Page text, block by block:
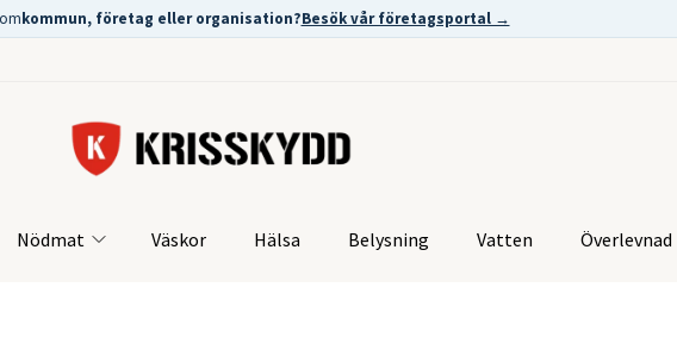
kommun, företag eller organisation?Besök vår företagsportal →
Nödmat Väskor Hälsa Belysning Vatten Överlevnad